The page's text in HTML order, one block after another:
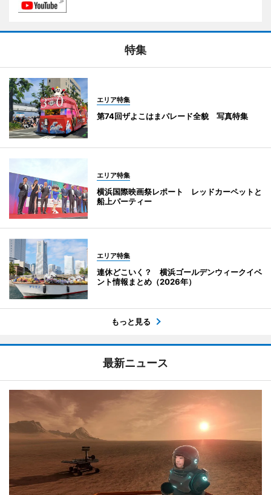
特集
エリア特集
第74回ザよこはまパレード全貌 写真特集
エリア特集
横浜国際映画祭レポート レッドカーペットと
船上パーティー
エリア特集
連休どこいく？ 横浜ゴールデンウィークイベ
ント情報まとめ（2026年）
もっと見る
最新ニュース